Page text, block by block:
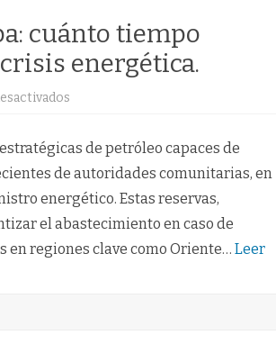
cuánto tiempo
energética.
en
Europa:
cuánto
podría
resistir
la
ante
de petróleo capaces de
de autoridades comunitarias, en
energético. Estas reservas,
el abastecimiento en caso de
regiones clave como Oriente… Leer